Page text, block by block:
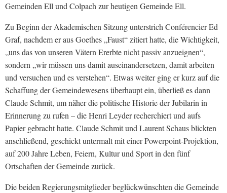
Gemeinden Ell und Colpach zur heutigen Gemeinde Ell.
Zu Beginn der Akademischen Sitzung unterstrich Conférencier Ed
Graf, nachdem er aus Goethes „Faust“ zitiert hatte, die Wichtigkeit,
„uns das von unseren Vätern Ererbte nicht passiv anzueignen“,
sondern „wir müssen uns damit auseinandersetzen, damit arbeiten
und versuchen und es verstehen“. Etwas weiter ging er kurz auf die
Schaffung der Gemeindewesens überhaupt ein, überließ es dann
Claude Schmit, um näher die politische Historie der Jubilarin in
Erinnerung zu rufen – die Henri Leyder recherchiert und aufs
Papier gebracht hatte. Claude Schmit und Laurent Schaus blickten
anschließend, geschickt untermalt mit einer Powerpoint-Projektion,
auf 200 Jahre Leben, Feiern, Kultur und Sport in den fünf
Ortschaften der Gemeinde zurück.
Die beiden Regierungsmitglieder beglückwünschten die Gemeinde